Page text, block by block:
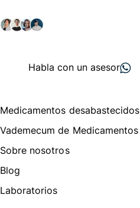
Habla con un asesor
Medicamentos desabastecidos
Vademecum de Medicamentos
Sobre nosotros
Blog
Laboratorios